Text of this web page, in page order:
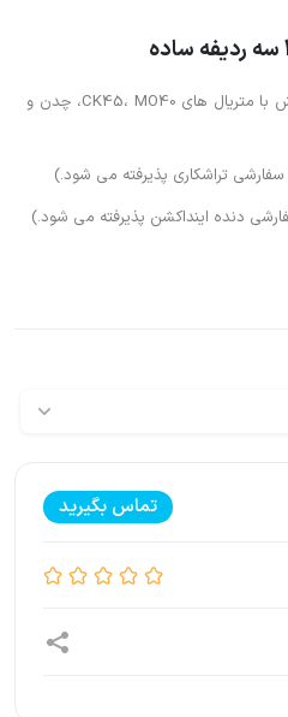
فولاد آلیاژی ( به صورت سفارش با متریال های CK45، MO40، چدن و
تراشکاری پذیرفته می شود.)
دنده اینداکشن پذیرفته می شود.)
تماس بگیرید